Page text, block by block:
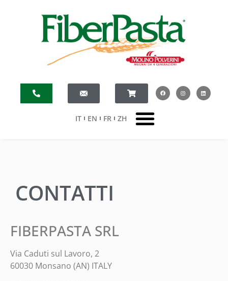
IT EN FR ZH
CONTATTI
FIBERPASTA SRL
Via Caduti sul Lavoro, 2
60030 Monsano (AN) ITALY